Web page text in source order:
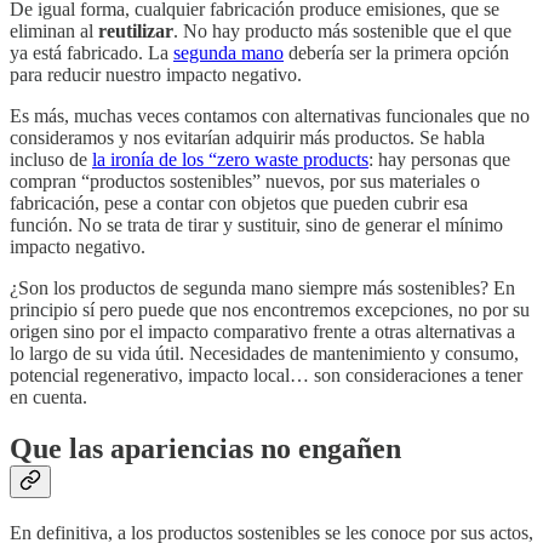
De igual forma, cualquier fabricación produce emisiones, que se
eliminan al reutilizar. No hay producto más sostenible que el que
ya está fabricado. La segunda mano debería ser la primera opción
para reducir nuestro impacto negativo.
Es más, muchas veces contamos con alternativas funcionales que no
consideramos y nos evitarían adquirir más productos. Se habla
incluso de la ironía de los “zero waste products: hay personas que
compran “productos sostenibles” nuevos, por sus materiales o
fabricación, pese a contar con objetos que pueden cubrir esa
función. No se trata de tirar y sustituir, sino de generar el mínimo
impacto negativo.
¿Son los productos de segunda mano siempre más sostenibles? En
principio sí pero puede que nos encontremos excepciones, no por su
origen sino por el impacto comparativo frente a otras alternativas a
lo largo de su vida útil. Necesidades de mantenimiento y consumo,
potencial regenerativo, impacto local… son consideraciones a tener
en cuenta.
Que las apariencias no engañen
En definitiva, a los productos sostenibles se les conoce por sus actos,